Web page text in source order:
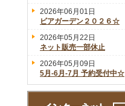
2026年06月01日
ビアガーデン２０２６☆
2026年05月22日
ネット販売一部休止
2026年05月09日
5月-6月-7月 予約受付中☆